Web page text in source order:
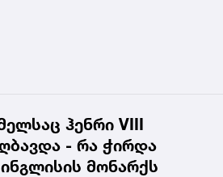
ჰენრი VIII
- რა ჭირდა
მონარქს